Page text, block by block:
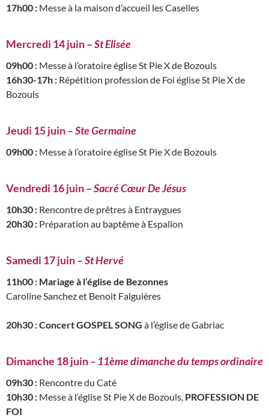
17h00 : Messe à la maison d’accueil les Caselles
Mercredi 14 juin –St Elisée
09h00 : Messe à l’oratoire église St Pie X de Bozouls
16h30-17h : Répétition profession de Foi église St Pie X de
Bozouls
Jeudi 15 juin –Ste Germaine
09h00 : Messe à l’oratoire église St Pie X de Bozouls
Vendredi 16 juin –Sacré Cœur De Jésus
10h30 : Rencontre de prêtres à Entraygues
20h30 : Préparation au baptême à Espalion
Samedi 17 juin –St Hervé
11h00 : Mariage à l’église de Bezonnes
Caroline Sanchez et Benoit Falguières
20h30 : Concert GOSPEL SONG à l’église de Gabriac
Dimanche 18 juin– 11ème dimanche du temps ordinaire
09h30 : Rencontre du Caté
10h30 : Messe à l’église St Pie X de Bozouls, PROFESSION DE
FOI